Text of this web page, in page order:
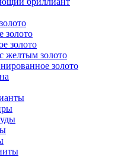
золото
золото
желтым золото
золото